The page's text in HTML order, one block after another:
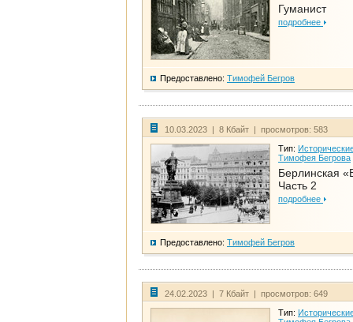
Гуманист
подробнее
Предоставлено: Тимофей Бегров
10.03.2023 | 8 Кбайт | просмотров: 583
Тип:
Тимофея Бегрова
Берлинская
Часть 2
подробнее
Предоставлено: Тимофей Бегров
24.02.2023 | 7 Кбайт | просмотров: 649
Тип: